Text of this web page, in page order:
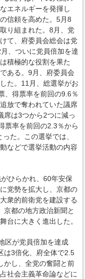
エネルギーを発揮し
信頼を高めた。5月8
り組まれた。8月、党
て、府委員会総会は党
、ついに党員倍加を達
積極的な役割を果た
ある。9月、府委員会
た。11月、総選挙がお
、得票率を前回の9.6％
放で奪われていた議席
席は3つから2つに減っ
票率を前回の2.3％から
た。この選挙では、
などで選挙活動の内容
ひらかれ、60年安保
党勢を拡大し、京都の
衆的前衛党を建設する
京都の地方政治新聞と
台に大きく進出した。
区が党員倍加を達成
は3倍化、府全体で2.5
かし、全党の奮闘と前
社会主義革命論などに